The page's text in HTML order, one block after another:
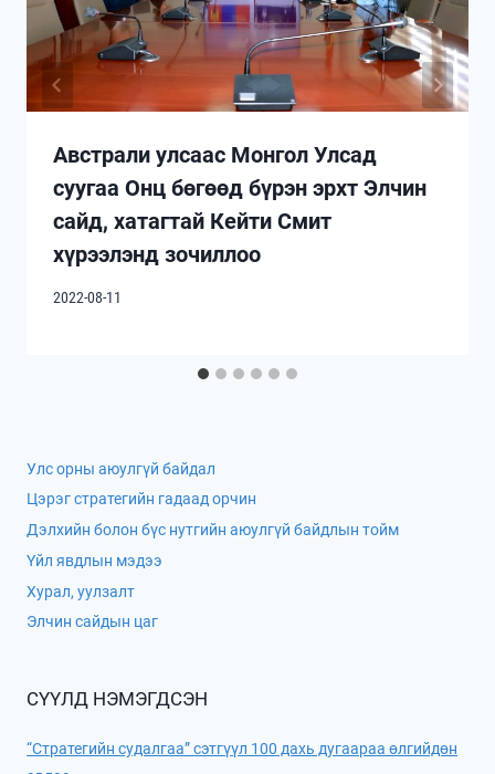
Австрали улсаас Монгол Улсад
суугаа Онц бөгөөд бүрэн эрхт Элчин
сайд, хатагтай Кейти Смит
хүрээлэнд зочиллоо
2022-08-11
Улс орны аюулгүй байдал
Цэрэг стратегийн гадаад орчин
Дэлхийн болон бүс нутгийн аюулгүй байдлын тойм
Үйл явдлын мэдээ
Хурал, уулзалт
Элчин сайдын цаг
СҮҮЛД НЭМЭГДСЭН
“Стратегийн судалгаа” сэтгүүл 100 дахь дугаараа өлгийдөн